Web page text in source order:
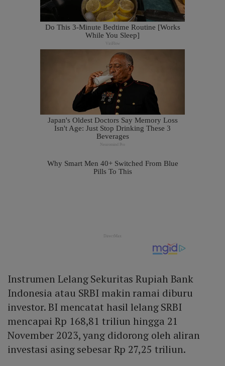
Instrumen Lelang Sekuritas Rupiah Bank
Indonesia atau SRBI makin ramai diburu
investor. BI mencatat hasil lelang SRBI
mencapai Rp 168,81 triliun hingga 21
November 2023, yang didorong oleh aliran
investasi asing sebesar Rp 27,25 triliun.